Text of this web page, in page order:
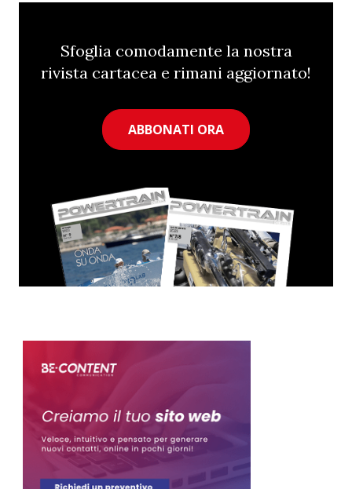
Sfoglia comodamente la nostra
rivista cartacea e rimani aggiornato!
ABBONATI ORA